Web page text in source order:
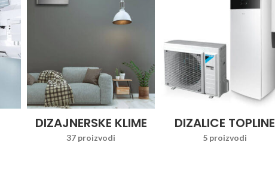
DIZAJNERSKE KLIME
37 proizvodi
DIZALICE TOPLINE
5 proizvodi